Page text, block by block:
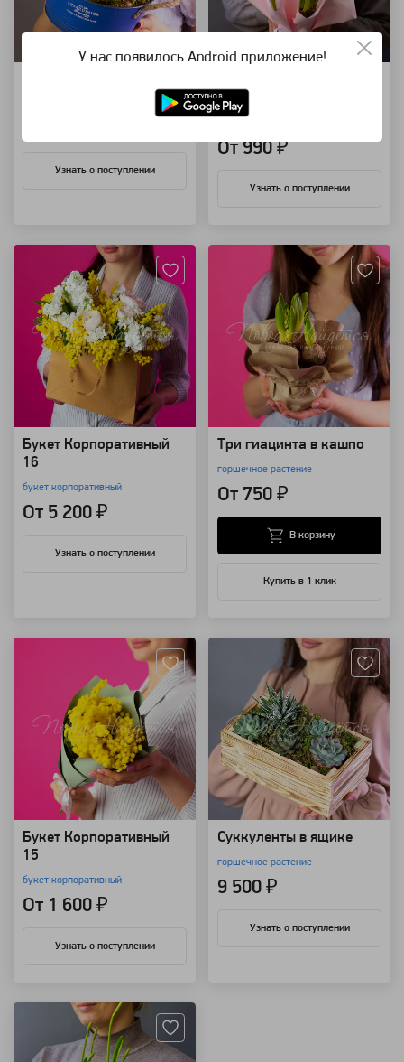
Узнать о поступлении
а-тет
От 990 ₽
Узнать о поступлении
Букет Корпоративный
16
букет корпоративный
От 5 200 ₽
Узнать о поступлении
Три гиацинта в кашпо
горшечное растение
От 750 ₽
Купить в 1 клик
В корзину
Букет Корпоративный
15
букет корпоративный
От 1 600 ₽
Узнать о поступлении
Суккуленты в ящике
горшечное растение
9 500 ₽
Узнать о поступлении
У нас появилось Android приложение!